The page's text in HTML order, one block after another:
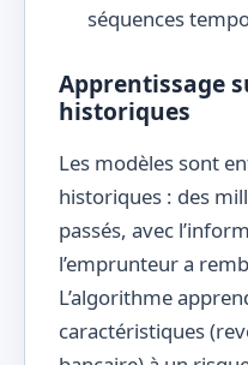
séquences
Apprentissage
historiques
Les modèles sont
historiques : des
passés, avec
l’emprunteur a
L’algorithme
caractéristiques